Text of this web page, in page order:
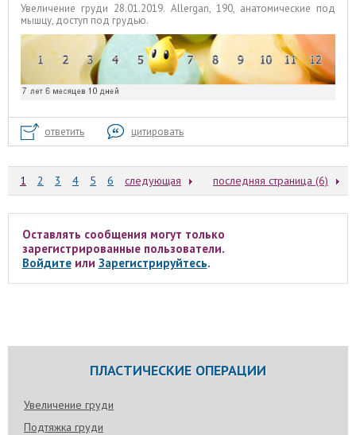
Увеличение груди 28.01.2019. Allergan, 190, анатомические под
мышцу, доступ под грудью.
ответить цитировать
1 2 3 4 5 6 следующая последняя страница (6)
Оставлять сообщения могут только
зарегистрированные пользователи.
Войдитеили Зарегистрируйтесь.
ПЛАСТИЧЕСКИЕ ОПЕРАЦИИ
Увеличение груди
Подтяжка груди